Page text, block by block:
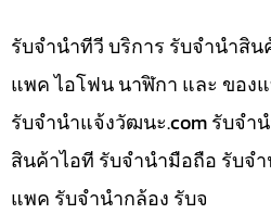
รับจำนำทีวี บริการ รับจำนำสิ
แพค ไอโฟน นาฬิกา และ ของ
รับจํานําแจ้งวัฒนะ.com รับจำ
สินค้าไอที รับจำนำมือถือ รับจ
แพค รับจำนำกล้อง รับจ